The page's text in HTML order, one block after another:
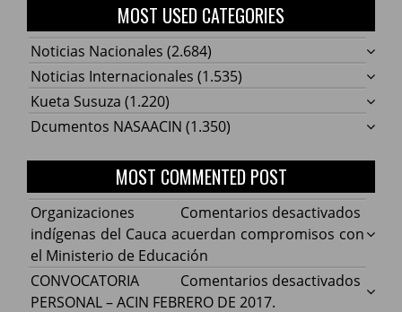
MOST USED CATEGORIES
Noticias Nacionales (2.684)
Noticias Internacionales (1.535)
Kueta Susuza (1.220)
Dcumentos NASAACIN (1.350)
MOST COMMENTED POST
Comentarios desactivados
Cauca
Organizaciones
indígenas del Cauca acuerdan compromisos con
el Ministerio de Educación
Comentarios desactivados
CONVOCATORIA
PERSONAL – ACIN FEBRERO DE 2017.